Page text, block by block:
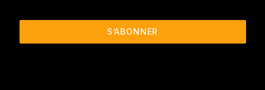
S’ABONNER